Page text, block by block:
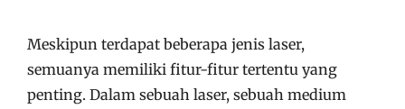
Meskipun terdapat beberapa jenis laser,
semuanya memiliki fitur-fitur tertentu yang
penting. Dalam sebuah laser, sebuah medium